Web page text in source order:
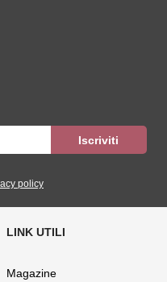
policy
Magazine